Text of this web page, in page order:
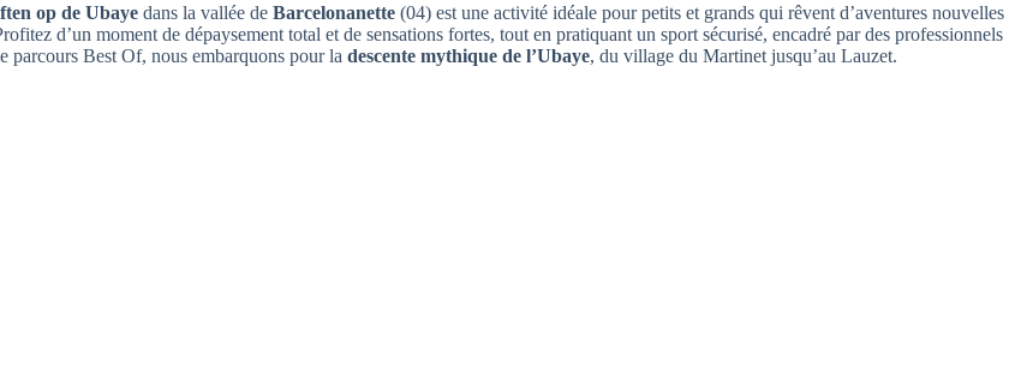
op de Ubayedans la vallée deBarcelonanette (04) est une activité idéale pour petits et grands qui rêvent d’aventures nouvelles
d’un moment de dépaysement total et de sensations fortes, tout en pratiquant un sport sécurisé, encadré par des professionnels
parcours Best Of, nous embarquons pour ladescente mythique de l’Ubaye, du village du Martinet jusqu’au Lauzet.